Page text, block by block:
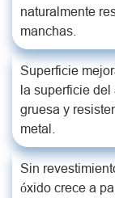
naturalmente
manchas.
Superficie
la superficie
gruesa y
metal.
Sin
óxido crece a